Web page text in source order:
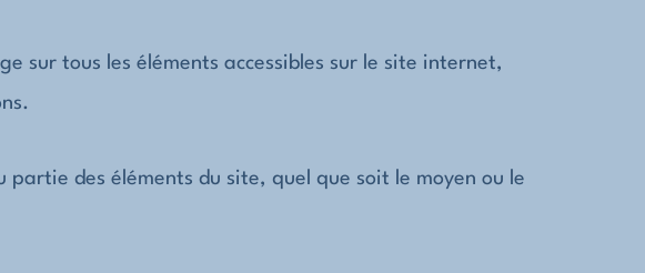
sur tous les éléments accessibles sur le site internet,
des éléments du site, quel que soit le moyen ou le